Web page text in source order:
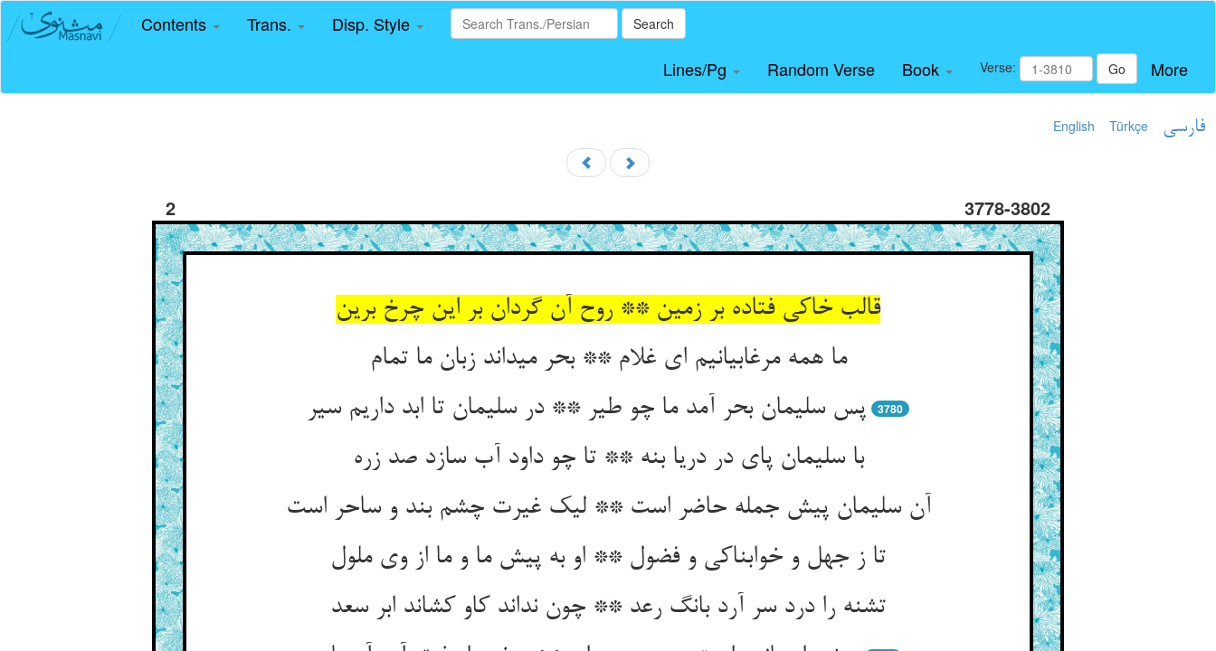
Contents Trans. Disp. Style Search
Lines/Pg Random Verse Book Verse: Go More
English Türkçe فارسی
2 3778-3802
قالب خاکی فتاده بر زمین ** روح آن گردان بر این چرخ برین‏
ما همه مرغابیانیم ای غلام ** بحر می‏داند زبان ما تمام‏
پس سلیمان بحر آمد ما چو طیر ** در سلیمان تا ابد داریم سیر
3780
با سلیمان پای در دریا بنه ** تا چو داود آب سازد صد زره‏
آن سلیمان پیش جمله حاضر است ** لیک غیرت چشم بند و ساحر است‏
تا ز جهل و خوابناکی و فضول ** او به پیش ما و ما از وی ملول‏
تشنه را درد سر آرد بانگ رعد ** چون نداند کاو کشاند ابر سعد